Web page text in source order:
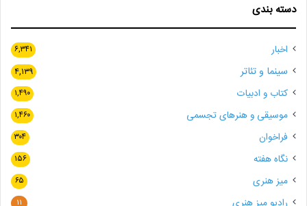
دسته بندی
اخبار ۶,۳۴۱
سینما و تئاتر ۴,۱۳۹
کتاب و ادبیات ۱,۴۹۰
موسیقی و هنرهای تجسمی ۱,۴۶۰
فراخوان ۳۰۴
نگاه هفته ۱۵۶
میز هنری ۶۵
۱۱